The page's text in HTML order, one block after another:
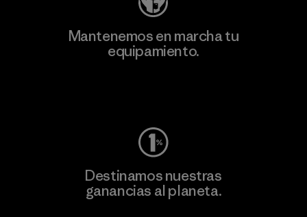
Mantenemos en marcha tu
equipamiento.
Destinamos nuestras
ganancias al planeta.